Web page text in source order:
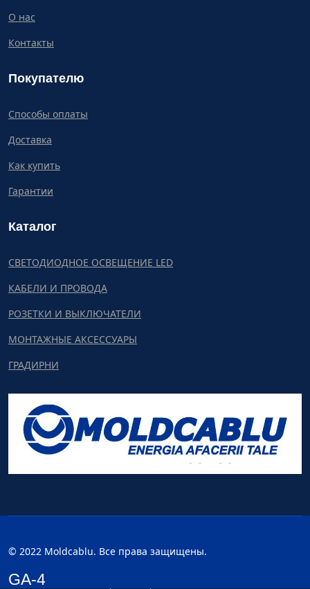
О нас
Контакты
Покупателю
Способы оплаты
Доставка
Как купить
Гарантии
Каталог
СВЕТОДИОДНОЕ ОСВЕЩЕНИЕ LED
КАБЕЛИ И ПРОВОДА
РОЗЕТКИ И ВЫКЛЮЧАТЕЛИ
МОНТАЖНЫЕ АКСЕССУАРЫ
ГРАДИРНИ
© 2022 Moldcablu. Все права защищены.
GA-4